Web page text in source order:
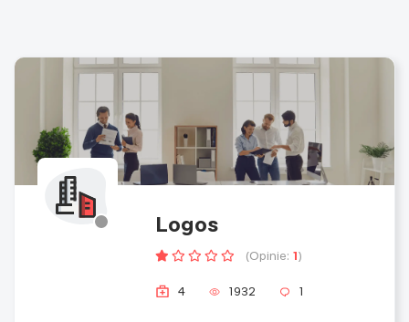
Logos
(Opinie: 1 )
4 1932 1